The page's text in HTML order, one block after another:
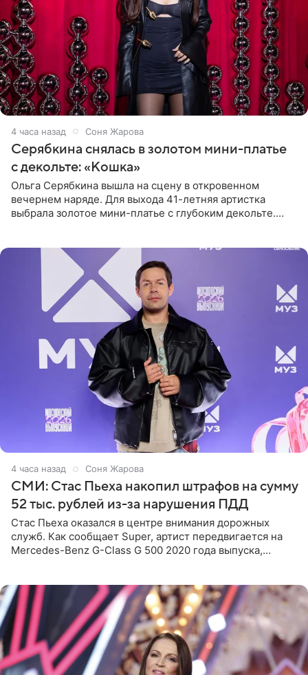
4 часа назад Соня Жарова
Серябкина снялась в золотом мини-платье
с декольте: «Кошка»
Ольга Серябкина вышла на сцену в откровенном
вечернем наряде. Для выхода 41-летняя артистка
выбрала золотое мини-платье с глубоким декольте.
4 часа назад Соня Жарова
СМИ: Стас Пьеха накопил штрафов на сумму
52 тыс. рублей из-за нарушения ПДД
Стас Пьеха оказался в центре внимания дорожных
служб. Как сообщает Super, артист передвигается на
Mercedes-Benz G-Class G 500 2020 года выпуска,